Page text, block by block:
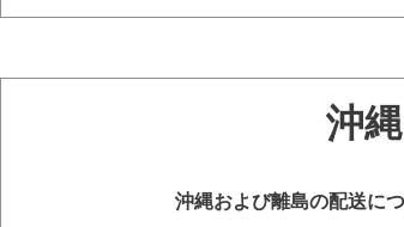
沖
沖縄および離島の配送に